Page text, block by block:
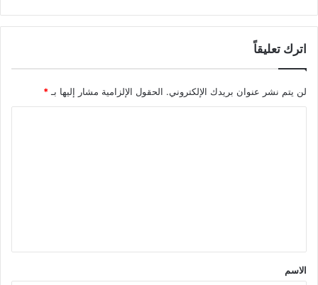
اترك تعليقاً
لن يتم نشر عنوان بريدك الإلكتروني. الحقول الإلزامية مشار إليها بـ*
*
الاسم